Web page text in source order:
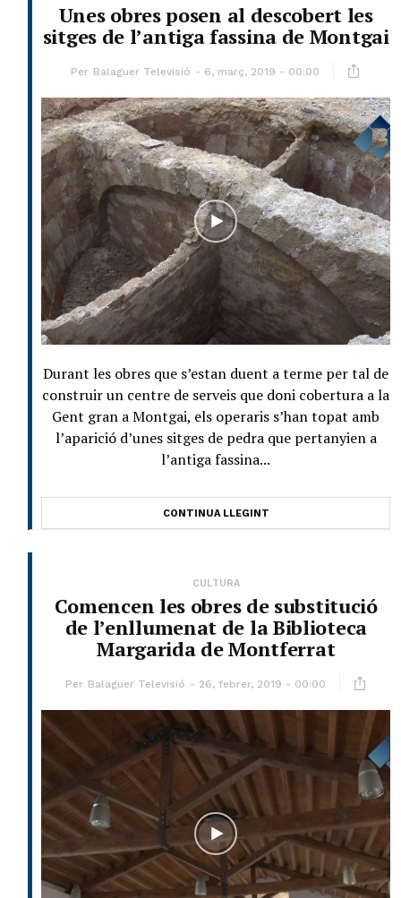
Unes obres posen al descobert les
sitges de l’antiga fassina de Montgai
Per Balaguer Televisió 6, març, 2019 - 00:00
Durant les obres que s’estan duent a terme per tal de
construir un centre de serveis que doni cobertura a la
Gent gran a Montgai, els operaris s’han topat amb
l’aparició d’unes sitges de pedra que pertanyien a
l’antiga fassina...
CONTINUA LLEGINT
CULTURA
Comencen les obres de substitució
de l’enllumenat de la Biblioteca
Margarida de Montferrat
Per Balaguer Televisió 26, febrer, 2019 - 00:00